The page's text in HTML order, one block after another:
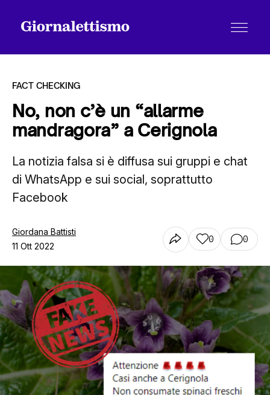
Tutti gli articoli
Chi siamo
Contatti
FACT CHECKING
No, non c’è un “allarme
mandragora” a Cerignola
La notizia falsa si è diffusa sui gruppi e chat
di WhatsApp e sui social, soprattutto
Facebook
Giordana Battisti
11 Ott 2022
0 0